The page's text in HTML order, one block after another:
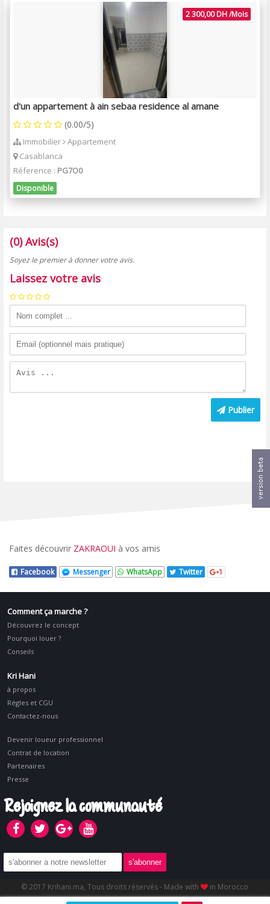
2 300,00 DH /Mois
d'un appartement à ain sebaa residence al amane
(0.00/5)
Immobilier Appartement
Casablanca
Réference : PG7O0
Disponible
(0) Avis(s)
Soyez le premier à donner votre avis.
Laissez votre avis
Publier
Faites découvrir ZAKRAOUI à vos amis
Facebook Messenger WhatsApp Twitter 1
Comment ça marche ?
Découvrez le concept
Pourquoi louer ?
Conseils
Kri Hani
à propos
Régles et CGU
Contactez-nous
Devenir loueur professionnel
Contrat de location
Partenaires
Presse
Rejoignez la communauté
© 2017 Krihani.ma, Tous droits réservés - Made with in Morocco